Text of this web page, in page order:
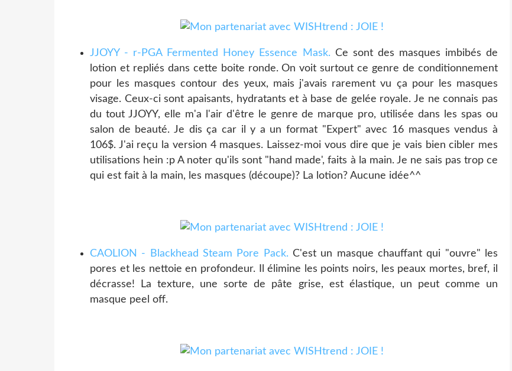
JJOYY - r-PGA Fermented Honey Essence Mask. Ce sont des masques imbibés de
lotion et repliés dans cette boite ronde. On voit surtout ce genre de conditionnement
pour les masques contour des yeux, mais j'avais rarement vu ça pour les masques
visage. Ceux-ci sont apaisants, hydratants et à base de gelée royale. Je ne connais pas
du tout JJOYY, elle m'a l'air d'être le genre de marque pro, utilisée dans les spas ou
salon de beauté. Je dis ça car il y a un format "Expert" avec 16 masques vendus à
106$. J'ai reçu la version 4 masques. Laissez-moi vous dire que je vais bien cibler mes
utilisations hein :p A noter qu'ils sont "hand made', faits à la main. Je ne sais pas trop ce
qui est fait à la main, les masques (découpe)? La lotion? Aucune idée^^
CAOLION - Blackhead Steam Pore Pack. C'est un masque chauffant qui "ouvre" les
pores et les nettoie en profondeur. Il élimine les points noirs, les peaux mortes, bref, il
décrasse! La texture, une sorte de pâte grise, est élastique, un peut comme un
masque peel off.